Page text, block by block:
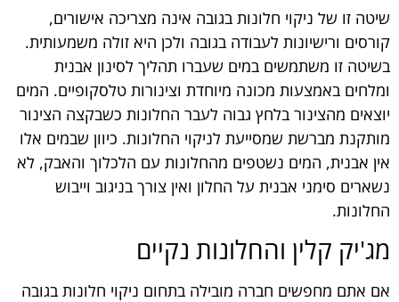
שיטה זו של ניקוי חלונות בגובה אינה מצריכה אישורים,
קורסים ורישיונות לעבודה בגובה ולכן היא זולה משמעותית.
בשיטה זו משתמשים במים שעברו תהליך לסינון אבנית
ומלחים באמצעות מכונה מיוחדת וצינורות טלסקופיים. המים
יוצאים מהצינור בלחץ גבוה לעבר החלונות כשבקצה הצינור
מותקנת מברשת שמסייעת לניקוי החלונות. כיוון שבמים אלו
אין אבנית, המים נשטפים מהחלונות עם הלכלוך והאבק, לא
נשארים סימני אבנית על החלון ואין צורך בניגוב וייבוש
החלונות.
מג'יק קלין והחלונות נקיים
אם אתם מחפשים חברה מובילה בתחום ניקוי חלונות בגובה